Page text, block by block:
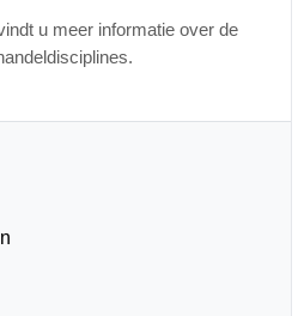
u meer informatie over de